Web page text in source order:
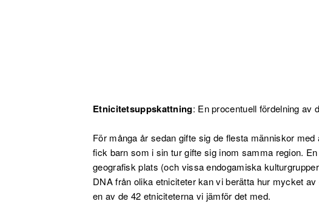
Etnicitetsuppskattning: En procentuell fördelning av
För många år sedan gifte sig de flesta människor
fick barn som i sin tur gifte sig inom samma region.
geografisk plats (och vissa endogamiska
DNA från olika etniciteter kan vi berätta hur mycket
en av de 42 etniciteterna vi jämför det med.